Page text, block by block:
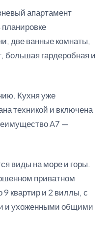
апартамент
две ванные комнаты,
большая гардеробная и
Кухня уже
техникой и включена
A7 —
виды на море и горы.
приватном
квартир и 2 виллы, с
и ухоженными общими